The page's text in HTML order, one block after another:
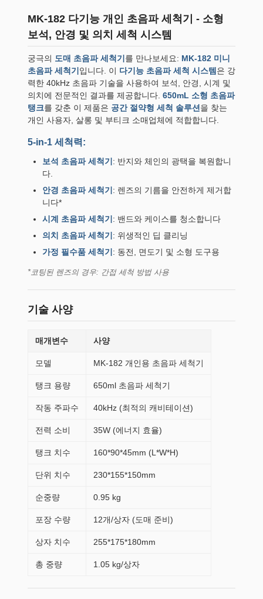
MK-182 다기능 개인 초음파 세척기 - 소형
보석, 안경 및 의치 세척 시스템
궁극의 도매 초음파 세척기 를 만나보세요: MK-182 미니
초음파 세척기 입니다. 이 다기능 초음파 세척 시스템 은 강
력한 40kHz 초음파 기술을 사용하여 보석, 안경, 시계 및
의치에 전문적인 결과를 제공합니다. 650mL 소형 초음파
탱크를 갖춘 이 제품은 공간 절약형 세척 솔루션 을 찾는
개인 사용자, 살롱 및 부티크 소매업체에 적합합니다.
5-in-1 세척력:
보석 초음파 세척기 : 반지와 체인의 광택을 복원합니
다.
안경 초음파 세척기 : 렌즈의 기름을 안전하게 제거합
니다*
시계 초음파 세척기 : 밴드와 케이스를 청소합니다
의치 초음파 세척기 : 위생적인 딥 클리닝
가정 필수품 세척기 : 동전, 면도기 및 소형 도구용
*코팅된 렌즈의 경우: 간접 세척 방법 사용
기술 사양
매개변수 사양
모델 MK-182 개인용 초음파 세척기
탱크 용량 650ml 초음파 세척기
작동 주파수 40kHz (최적의 캐비테이션)
전력 소비 35W (에너지 효율)
탱크 치수 160*90*45mm (L*W*H)
단위 치수 230*155*150mm
순중량 0.95 kg
포장 수량 12개/상자 (도매 준비)
상자 치수 255*175*180mm
총 중량 1.05 kg/상자